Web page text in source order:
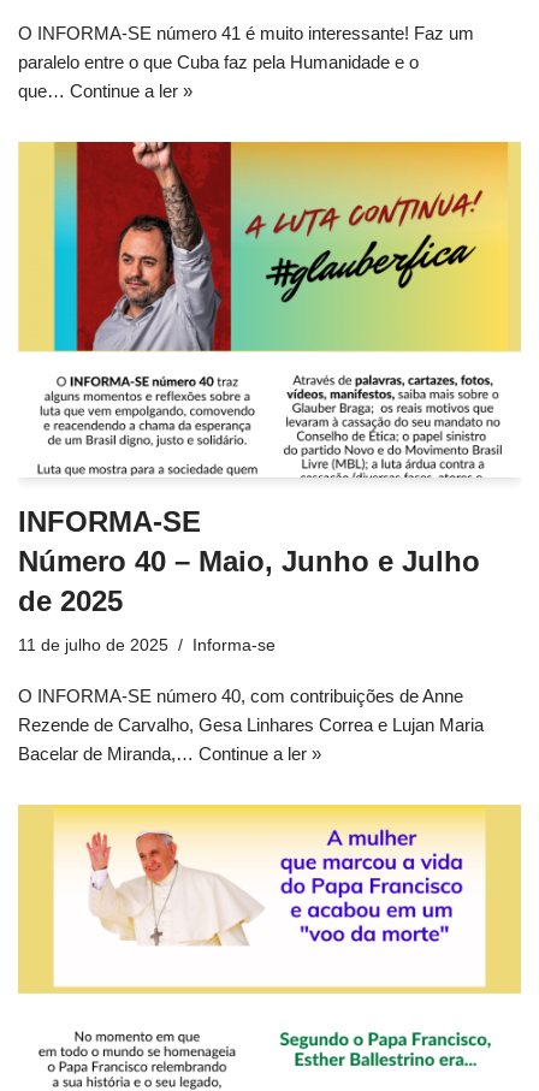
O INFORMA-SE número 41 é muito interessante! Faz um
paralelo entre o que Cuba faz pela Humanidade e o
que… Continue a ler »
INFORMA-SE
Número 40 – Maio, Junho e Julho
de 2025
11 de julho de 2025 Informa-se
O INFORMA-SE número 40, com contribuições de Anne
Rezende de Carvalho, Gesa Linhares Correa e Lujan Maria
Bacelar de Miranda,… Continue a ler »